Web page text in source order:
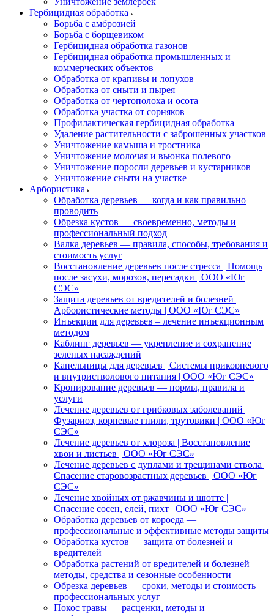
Гербицидная обработка
Борьба с амброзией
Борьба с борщевиком
Гербицидная обработка газонов
Гербицидная обработка промышленных и
коммерческих объектов
Обработка от крапивы и лопухов
Обработка от сныти и пырея
Обработка от чертополоха и осота
Обработка участка от сорняков
Профилактическая гербицидная обработка
Удаление растительности с заброшенных участков
Уничтожение камыша и тростника
Уничтожение молочая и вьюнка полевого
Уничтожение поросли деревьев и кустарников
Уничтожение сныти на участке
Арбористика
Обработка деревьев — когда и как правильно
проводить
Обрезка кустов — своевременно, методы и
профессиональный подход
Валка деревьев — правила, способы, требования и
стоимость услуг
Восстановление деревьев после стресса | Помощь
после засухи, морозов, пересадки | ООО «Юг
СЭС»
Защита деревьев от вредителей и болезней |
Арбористические методы | ООО «Юг СЭС»
Инъекции для деревьев – лечение инъекционным
методом
Каблинг деревьев — укрепление и сохранение
зеленых насаждений
Капельницы для деревьев | Системы прикорневого
и внутристволового питания | ООО «Юг СЭС»
Кронирование деревьев — нормы, правила и
услуги
Лечение деревьев от грибковых заболеваний |
Фузариоз, корневые гнили, трутовики | ООО «Юг
СЭС»
Лечение деревьев от хлороза | Восстановление
хвои и листьев | ООО «Юг СЭС»
Лечение деревьев с дуплами и трещинами ствола |
Спасение старовозрастных деревьев | ООО «Юг
СЭС»
Лечение хвойных от ржавчины и шютте |
Спасение сосен, елей, пихт | ООО «Юг СЭС»
Обработка деревьев от короеда —
профессиональные и эффективные методы защиты
Обработка кустов — защита от болезней и
вредителей
Обработка растений от вредителей и болезней —
методы, средства и сезонные особенности
Обрезка деревьев — сроки, методы и стоимость
профессиональных услуг
Покос травы — расценки, методы и